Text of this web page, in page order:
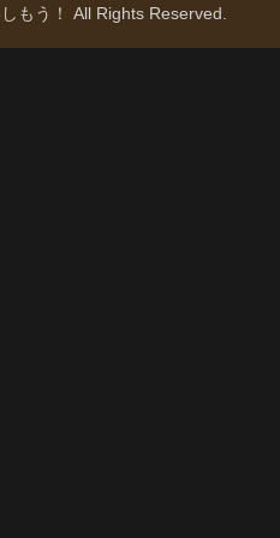
もう！ All Rights Reserved.